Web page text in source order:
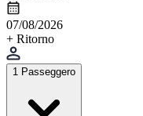
07/08/2026
+ Ritorno
1 Passeggero